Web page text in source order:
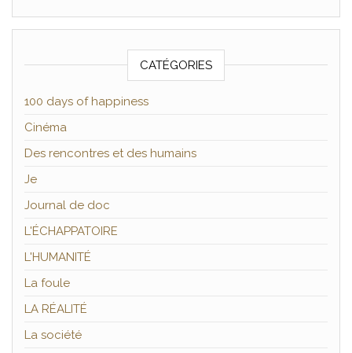
CATÉGORIES
100 days of happiness
Cinéma
Des rencontres et des humains
Je
Journal de doc
L'ÉCHAPPATOIRE
L'HUMANITÉ
La foule
LA RÉALITÉ
La société